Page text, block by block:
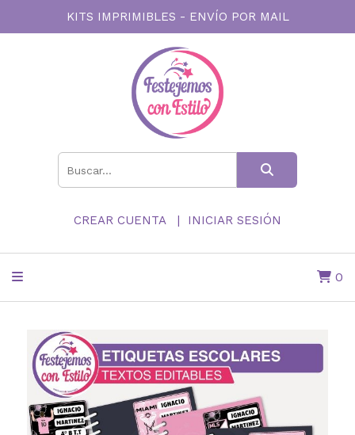
KITS IMPRIMIBLES - ENVÍO POR MAIL
CREAR CUENTA INICIAR SESIÓN
0